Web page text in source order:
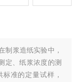
制浆造纸实验中，
定、纸浆浓度的测
准的定量试样，